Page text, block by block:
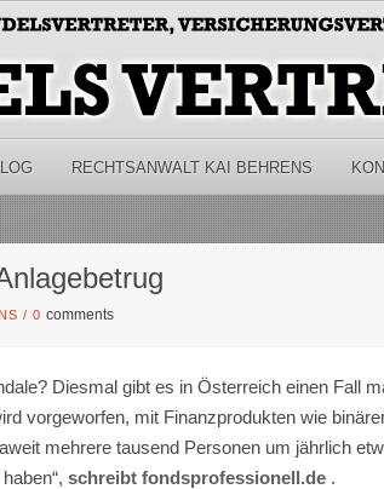
RECHTSANWALT KAI BEHRENS
/0comments
Diesmal gibt es in Österreich einen Fall
vorgeworfen, mit Finanzprodukten wie
mehrere tausend Personen um jährlich
schreibt fondsprofessionell.de .